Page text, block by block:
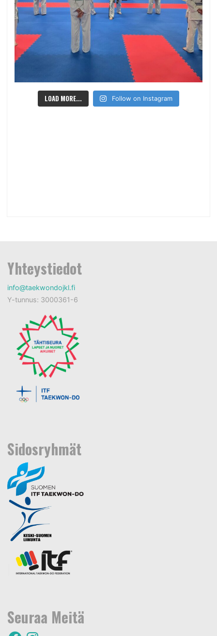
LOAD MORE... Follow on Instagram
Yhteystiedot
info@taekwondojkl.fi
Y-tunnus: 3000361-6
Sidosryhmät
Seuraa Meitä
F